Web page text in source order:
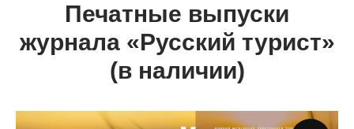
Печатные выпуски
журнала «Русский турист»
(в наличии)